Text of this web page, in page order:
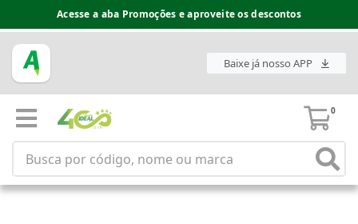
Acesse a aba Promoções e aproveite os descontos
Baixe já nosso APP
0